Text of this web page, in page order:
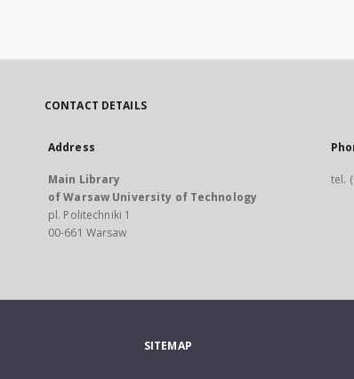
CONTACT DETAILS
Address
Main Library
of Warsaw University of Technology
pl. Politechniki 1
00-661 Warsaw
tel.
SITEMAP